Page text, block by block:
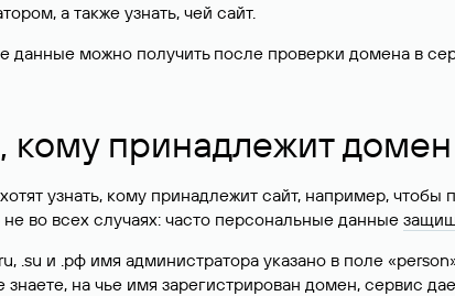
а также узнать, чей сайт.
данные можно получить после проверки домена в
кому принадлежит домен
узнать, кому принадлежит сайт, например,
во всех случаях: часто персональные данные
.su и .рф имя администратора указано в поле
знаете, на чье имя зарегистрирован домен, сервис